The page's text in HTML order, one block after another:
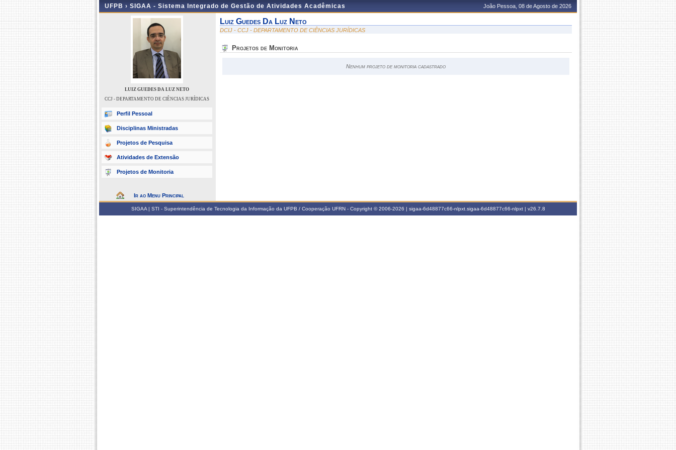
UFPB › SIGAA - Sistema Integrado de Gestão de Atividades Acadêmicas João Pessoa, 08 de Agosto de 2026
LUIZ GUEDES DA LUZ NETO
CCJ - DEPARTAMENTO DE CIÊNCIAS JURÍDICAS
Perfil Pessoal
Disciplinas Ministradas
Projetos de Pesquisa
Atividades de Extensão
Projetos de Monitoria
Ir ao Menu Principal
Luiz Guedes Da Luz Neto
DCIJ - CCJ - DEPARTAMENTO DE CIÊNCIAS JURÍDICAS
Projetos de Monitoria
Nenhum projeto de monitoria cadastrado
SIGAA | STI - Superintendência de Tecnologia da Informação da UFPB / Cooperação UFRN - Copyright © 2006-2026 | sigaa-6d48877c66-nlpxt.sigaa-6d48877c66-nlpxt | v26.7.8